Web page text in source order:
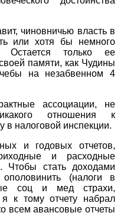
чиновничью власть в
или хотя бы немного
Остается только ее
памяти, как Чудины
на незабвенном 4
ассоциации, не
отношения к
в налоговой инспекции.
и годовых отчетов,
и расходные
Чтобы стать доходами
(налоги в
соц и мед страхи,
к тому отчету набрал
всем авансовые отчеты